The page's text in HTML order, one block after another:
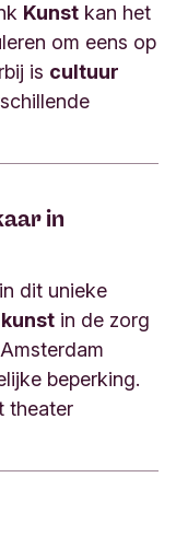
Kunst kan het
om eens op
is cultuur
in
dit unieke
kunst in de zorg
beperking.
theater